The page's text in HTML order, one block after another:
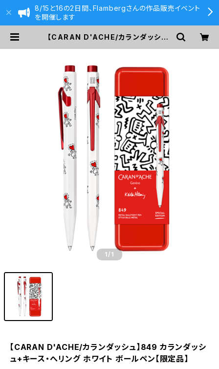
8/15と16の2日間、Flambergさんの作品販売イベント
を開催します
【CARAN D'ACHE/カランダッシュ】
1 /1
【CARAN D'ACHE/カランダッシュ】849 カランダッシ
ュ+キース・へリング ホワイト ボールペン【限定品】